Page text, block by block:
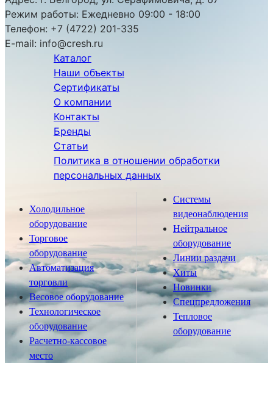
Режим работы: Ежедневно 09:00 - 18:00
Телефон: +7 (4722) 201-335
E-mail: info@cresh.ru
Каталог
Наши объекты
Сертификаты
О компании
Контакты
Бренды
Статьи
Политика в отношении обработки
персональных данных
Холодильное
оборудование
Торговое
оборудование
Автоматизация
торговли
Весовое оборудование
Технологическое
оборудование
Расчетно-кассовое
место
Системы
видеонаблюдения
Нейтральное
оборудование
Линии раздачи
Хиты
Новинки
Спецпредложения
Тепловое
оборудование